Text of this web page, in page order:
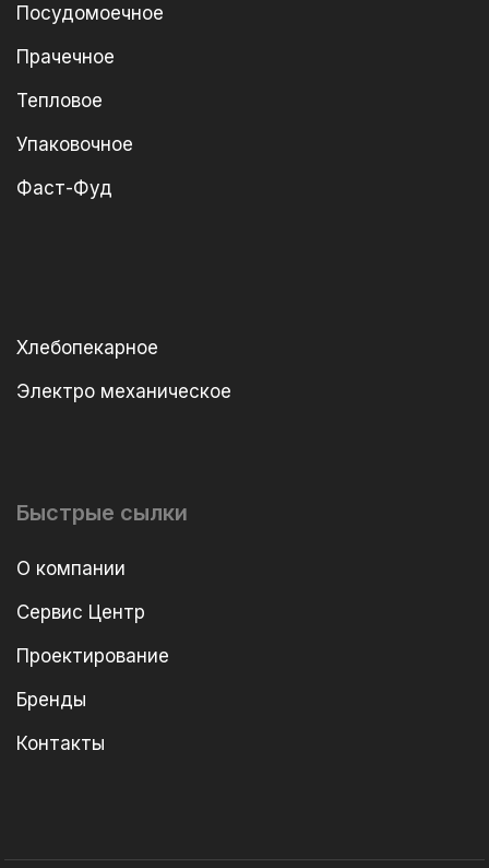
Посудомоечное
Прачечное
Тепловое
Упаковочное
Фаст-Фуд
Хлебопекарное
Электро механическое
Быстрые сылки
О компании
Сервис Центр
Проектирование
Бренды
Контакты